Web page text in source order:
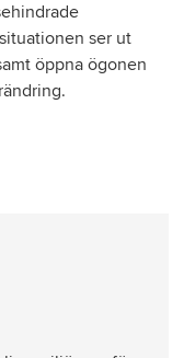
ser ut
öppna ögonen